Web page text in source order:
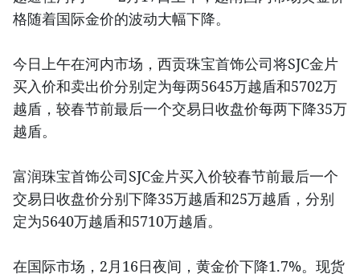
格随着国际金价的波动大幅下降。
今日上午在河内市场，西贡珠宝首饰公司将SJC金片
买入价和卖出价分别定为每两5645万越盾和5702万
越盾，较春节前最后一个交易日收盘价每两下降35万
越盾。
富润珠宝首饰公司SJC金片买入价较春节前最后一个
交易日收盘价分别下降35万越盾和25万越盾，分别
定为5640万越盾和5710万越盾。
在国际市场，2月16日夜间，黄金价下降1.7%。现货